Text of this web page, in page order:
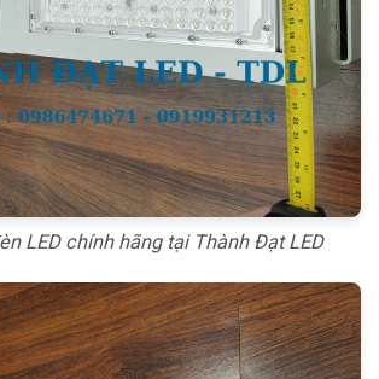
LED chính hãng tại Thành Đạt LED